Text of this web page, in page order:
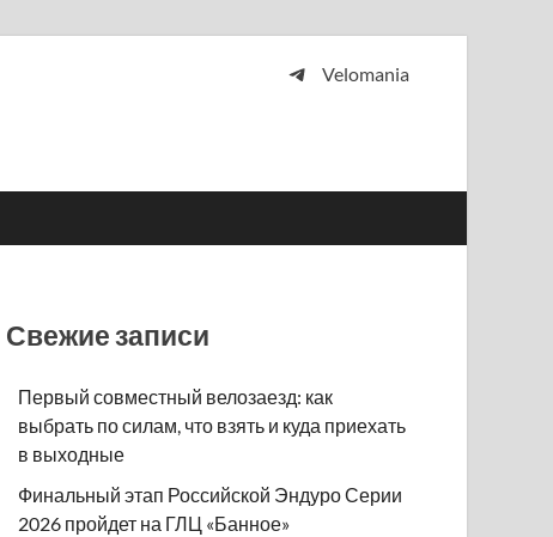
Velomania
Свежие записи
Первый совместный велозаезд: как
выбрать по силам, что взять и куда приехать
в выходные
Финальный этап Российской Эндуро Серии
2026 пройдет на ГЛЦ «Банное»